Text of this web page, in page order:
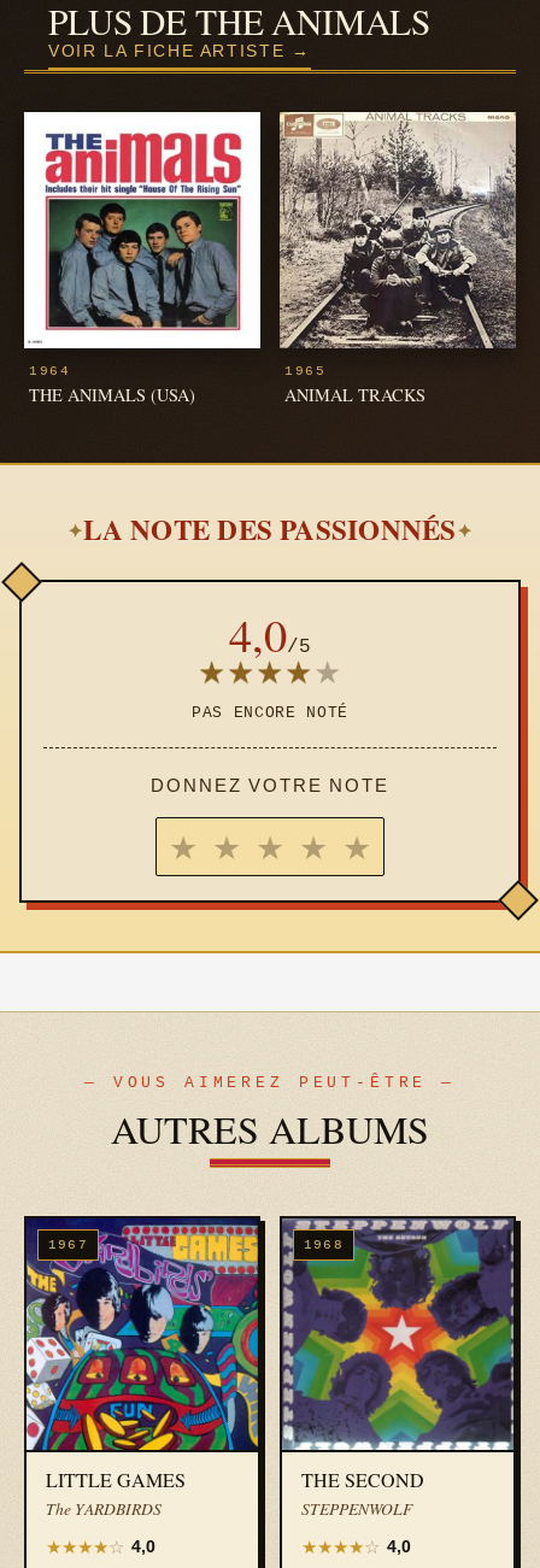
PLUS DE THE ANIMALS
VOIR LA FICHE ARTISTE →
1964
THE ANIMALS (USA)
1965
ANIMAL TRACKS
✦LA NOTE DES PASSIONNÉS✦
4,0/5
★★★★★
PAS ENCORE NOTÉ
DONNEZ VOTRE NOTE
★ ★ ★ ★ ★
— VOUS AIMEREZ PEUT-ÊTRE —
AUTRES ALBUMS
1967
LITTLE GAMES
The YARDBIRDS
★★★★☆ 4,0
1968
THE SECOND
STEPPENWOLF
★★★★☆ 4,0